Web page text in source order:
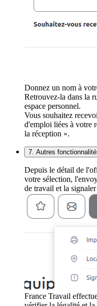
Donnez un nom à
Retrouvez-la dans la
espace personnel.
Vous souhaitez
d'emploi liées à votre
la réception ».
7. Autres
Depuis le détail de
votre sélection,
de travail et la
France Travail